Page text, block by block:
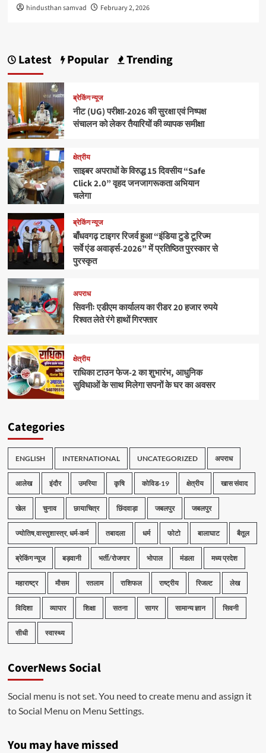
hindusthan samvad February 2, 2026
Latest Popular Trending
ब्रेकिंग न्यूज
नीट (UG) परीक्षा-2026 की सुरक्षा एवं निष्पक्ष
संचालन को लेकर तैयारियों की व्यापक समीक्षा
क्षेत्रीय
साइबर अपराधों के विरुद्ध 15 दिवसीय “Safe
Click 2.0” वृहद जनजागरूकता अभियान
चलेगा
ब्रेकिंग न्यूज
बाँधवगढ़ टाइगर रिजर्व हुआ “इंडिया टुडे टूरिज्म
सर्वे एंड अवार्ड्स-2026” में प्रतिष्ठित पुरस्कार से
पुरस्कृत
अपराध
सिवनीः एडीएम कार्यालय का रीडर 20 हजार रुपये
रिश्वत लेते रंगे हाथों गिरफ्तार
क्षेत्रीय
राधिका टाउन फेज-2 का शुभारंभ, आधुनिक
सुविधाओं के साथ मिलेगा सपनों के घर का अवसर
Categories
ENGLISH INTERNATIONAL UNCATEGORIZED अपराध
आलेख इंदौर उमरिया कृषि कोविड-19 क्षेत्रीय खास संवाद
खेल चुनाव छायाचित्र छिंदवाड़ा जबलपुर जबलपुर
ज्योतिष,वास्तुशास्त्र, धर्म-कर्म तबादला धर्म फोटो बालाघाट बैतूल
ब्रेकिंग न्यूज बड़वानी भर्ती/रोजगार भोपाल मंडला मध्य प्रदेश
महाराष्ट्र मौसम रतलाम राशिफल राष्ट्रीय रिजल्ट लेख
विदिशा व्यापार शिक्षा सतना सागर सामान्य ज्ञान सिवनी
सीधी स्वास्थ्य
CoverNews Social
Social menu is not set. You need to create menu and assign it
to Social Menu on Menu Settings.
You may have missed